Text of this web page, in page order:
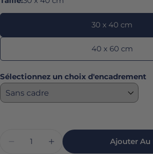
30 x 40 cm
40 x 60 cm
Sélectionnez un choix d'encadrement
Diminuer La Quantité Pour
Augmenter La
Ajouter Au